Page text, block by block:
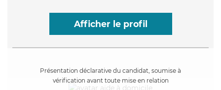
Afficher le profil
Présentation déclarative du candidat, soumise à
vérification avant toute mise en relation